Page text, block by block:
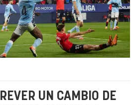
UN CAMBIO DE